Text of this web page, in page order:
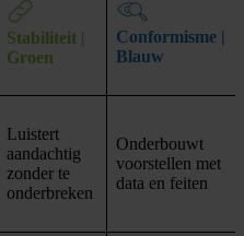
Stabiliteit |
Groen
Conformisme |
Blauw
Luistert
aandachtig
zonder te
onderbreken
Onderbouwt
voorstellen met
data en feiten